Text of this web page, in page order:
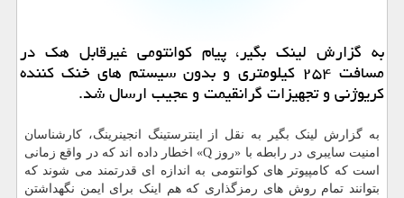
به گزارش لینک بگیر، پیام کوانتومی غیرقابل هک در
مسافت ۲۵۴ کیلومتری و بدون سیستم های خنک کننده
کریوژنی و تجهیزات گرانقیمت و عجیب ارسال شد.
به گزارش لینک بگیر به نقل از اینترستینگ انجینرینگ، کارشناسان
امنیت سایبری در رابطه با «روز Q» اخطار داده اند که در واقع زمانی
است که کامپیوتر های کوانتومی به اندازه ای قدرتمند می شوند که
بتوانند تمام روش های رمزگذاری که هم اینک برای ایمن نگهداشتن